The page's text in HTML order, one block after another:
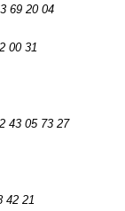
69 20 04
00 31
43 05 73 27
42 21